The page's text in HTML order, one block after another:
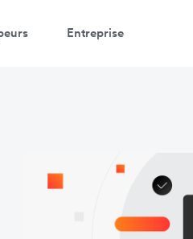
Entreprise